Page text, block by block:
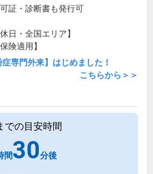
証・診断書も発行可
休日・全国エリア】
険適用】
症専門外来】はじめました！
こちらから＞＞
での目安時間
間30分後